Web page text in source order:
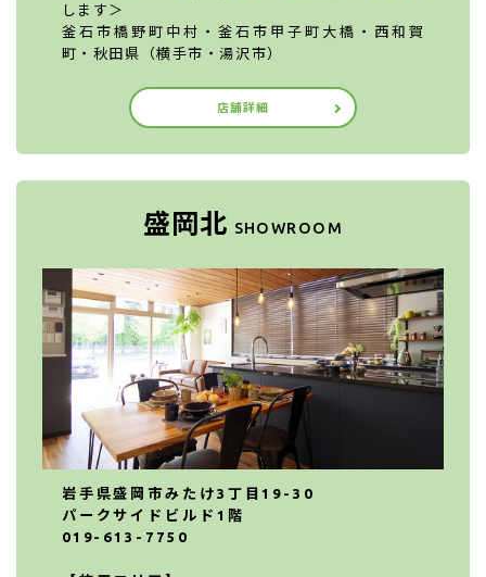
します＞
釜石市橋野町中村・釜石市甲子町大橋・西和賀
町・秋田県（横手市・湯沢市）
店舗詳細
盛岡北 SHOWROOM
岩手県盛岡市みたけ3丁目19-30
パークサイドビルド1階
019-613-7750